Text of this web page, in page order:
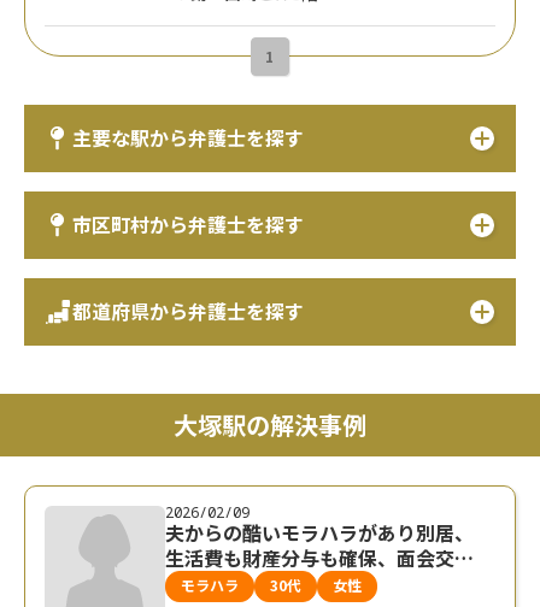
1
主要な駅から弁護士を探す
市区町村から弁護士を探す
都道府県から弁護士を探す
大塚駅の解決事例
2026/02/09
夫からの酷いモラハラがあり別居、
生活費も財産分与も確保、面会交流
も円滑に行っている例
モラハラ 30代 女性